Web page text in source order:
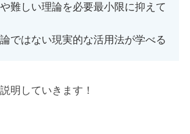
難しい理論を必要最小限に抑えて
ではない現実的な活用法が学べる
明していきます！